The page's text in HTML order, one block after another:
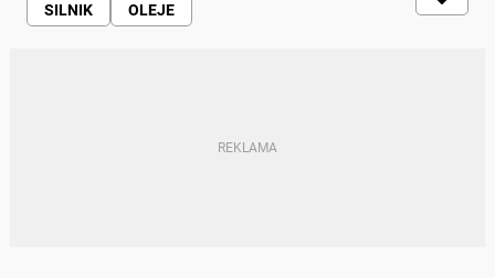
SILNIK
OLEJE